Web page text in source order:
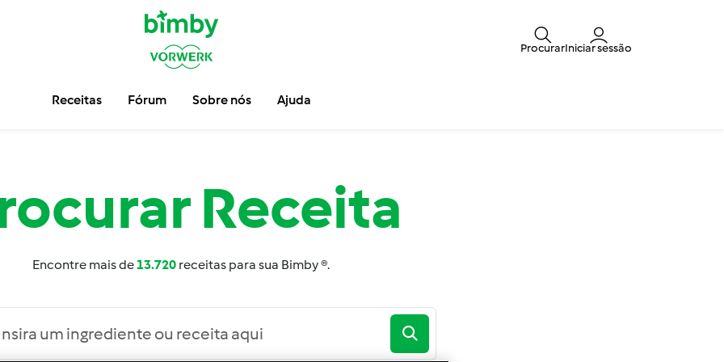
ProcurarIniciar sessão
Receitas Fórum Sobre nós Ajuda
Receita
Encontre mais de13.720 receitas para sua Bimby ®.